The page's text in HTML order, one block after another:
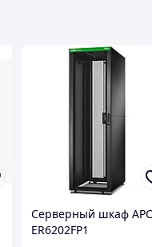
Серверный шкаф APC
ER6202FP1